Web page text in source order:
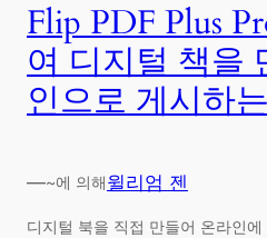
Flip PDF Plus
여 디지털 책을
인으로 게시하
—~에 의해윌리엄 젠
디지털 북을 직접 만들어 온라인